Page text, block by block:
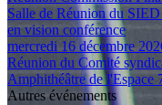
Salle de Réunion du
en vision conférence
mercredi 16 décembre
Réunion du Comité
Amphithéâtre de
Autres événements